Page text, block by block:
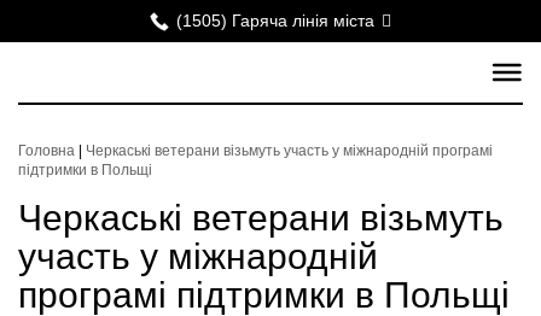
(1505) Гаряча лінія міста
Головна
Черкаські ветерани візьмуть участь у міжнародній програмі
підтримки в Польщі
Черкаські ветерани візьмуть
участь у міжнародній
програмі підтримки в Польщі